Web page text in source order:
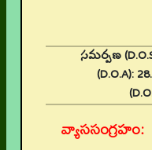
సమర్పణ
(D.O.A):
వ్యాససంగ్రహం: